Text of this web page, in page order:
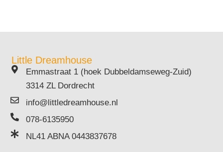
Little Dreamhouse
Emmastraat 1 (hoek Dubbeldamseweg-Zuid)
3314 ZL Dordrecht
info@littledreamhouse.nl
078-6135950
NL41 ABNA 0443837678